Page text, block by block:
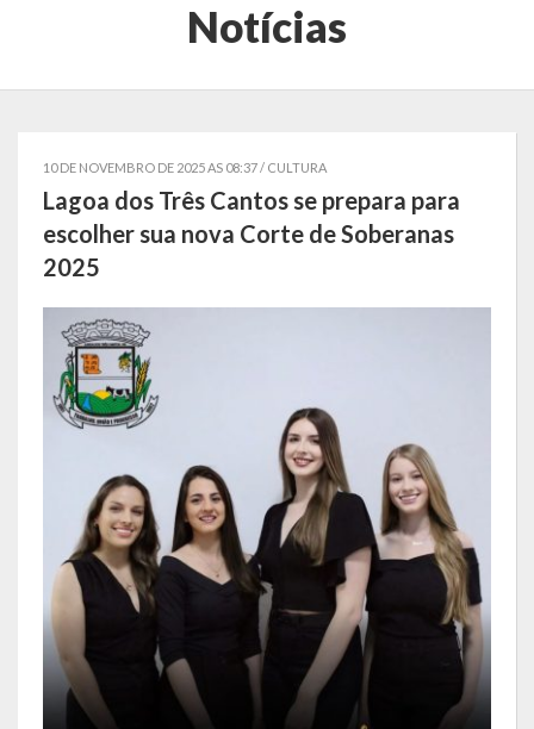
Símbolos
Governo
Administração
Ex-Administradores
Conselhos Municipais
Secretarias
Administração, Fazenda e Planejamento
Desenvolvimento Econômico
Desenvolvimento Social
Educação, Cultura, Turismo, Desporto e Lazer
Obras, Serviços Urbanos e Trânsito
Notícias
10 DE NOVEMBRO DE 2025 AS 08:37 / CULTURA
Lagoa dos Três Cantos se prepara para
escolher sua nova Corte de Soberanas
2025